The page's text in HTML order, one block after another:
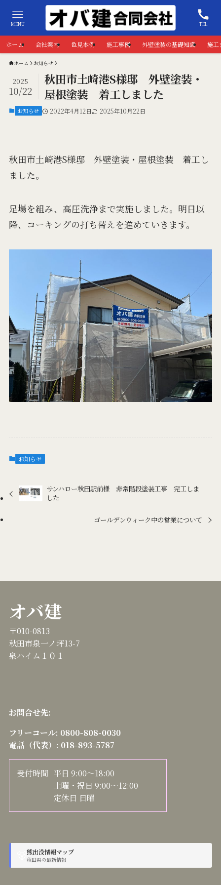
TEL
MENU
ホーム 会社案内 色見本例 施工事例 外壁塗装の基礎知識 施工
ホーム お知らせ
秋田市土崎港S様邸 外壁塗装・
屋根塗装 着工しました
2025
10/22
お知らせ 2022年4月12日 2025年10月22日
秋田市土崎港S様邸 外壁塗装・屋根塗装 着工し
ました。
足場を組み、高圧洗浄まで実施しました。明日以
降、コーキングの打ち替えを進めていきます。
お知らせ
サンハロー秋田駅前様 非常階段塗装工事 完工しま
した
ゴールデンウィーク中の営業について
オバ建
〒010-0813
秋田市泉一ノ坪13-7
泉ハイム１０１
お問合せ先:
フリーコール: 0800-808-0030
電話（代表）: 018-893-5787
受付時間 平日 9:00～18:00
土曜・祝日 9:00～12:00
定休日 日曜
熊出没情報マップ
秋田県の最新情報